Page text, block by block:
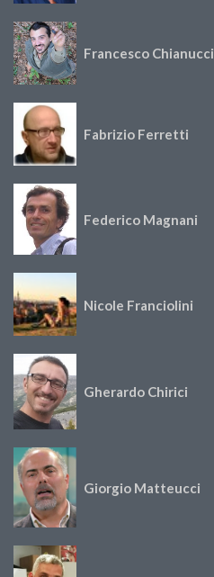
Francesco Chianucci
Fabrizio Ferretti
Federico Magnani
Nicole Franciolini
Gherardo Chirici
Giorgio Matteucci